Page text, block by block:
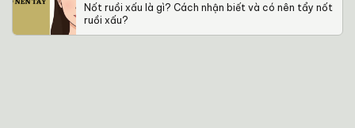
Nốt ruồi xấu là gì? Cách nhận biết và có nên tẩy nốt
ruồi xấu?